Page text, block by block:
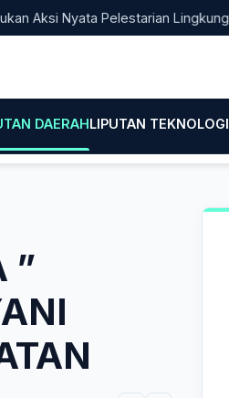
Nyata Pelestarian Lingkungan
DAERAHLIPUTAN TEKNOLOGI
”